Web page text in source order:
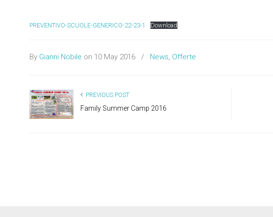
PREVENTIVO-SCUOLE-GENERICO-22-23-1 Download
By Gianni Nobile on 10 May 2016 / News, Offerte
PREVIOUS POST
Family Summer Camp 2016